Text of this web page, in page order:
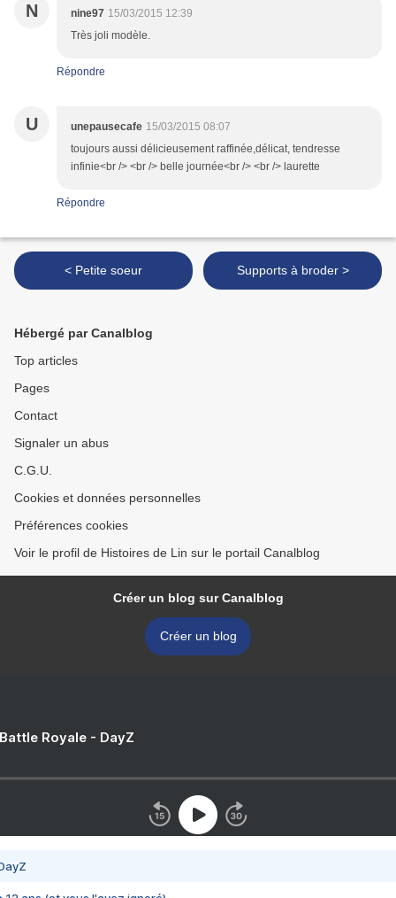
N nine97 15/03/2015 12:39
Très joli modèle.
Répondre
U unepausecafe 15/03/2015 08:07
toujours aussi délicieusement raffinée,délicat, tendresse
infinie<br /> <br /> belle journée<br /> <br /> laurette
Répondre
< Petite soeur Supports à broder >
Hébergé par Canalblog
Top articles
Pages
Contact
Signaler un abus
C.G.U.
Cookies et données personnelles
Préférences cookies
Voir le profil de Histoires de Lin sur le portail Canalblog
Créer un blog sur Canalblog
Créer un blog
Royale - DayZ